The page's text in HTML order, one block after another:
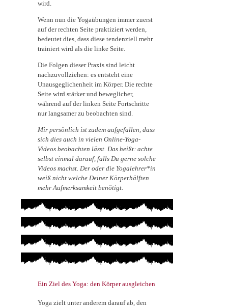
wird.
Wenn nun die Yogaübungen immer zuerst
auf der rechten Seite praktiziert werden,
bedeutet dies, dass diese tendenziell mehr
trainiert wird als die linke Seite.
Die Folgen dieser Praxis sind leicht
nachzuvollziehen: es entsteht eine
Unausgeglichenheit im Körper. Die rechte
Seite wird stärker und beweglicher,
während auf der linken Seite Fortschritte
nur langsamer zu beobachten sind.
Mir persönlich ist zudem aufgefallen, dass
sich dies auch in vielen Online-Yoga-
Videos beobachten lässt. Das heißt: achte
selbst einmal darauf, falls Du gerne solche
Videos machst. Der oder die Yogalehrer*in
weiß nicht welche Deiner Körperhälften
mehr Aufmerksamkeit benötigt.
Ein Ziel des Yoga: den Körper ausgleichen
Yoga zielt unter anderem darauf ab, den